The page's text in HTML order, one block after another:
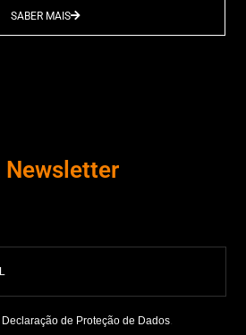
SABER MAIS
Newsletter
Declaração de Proteção de Dados.